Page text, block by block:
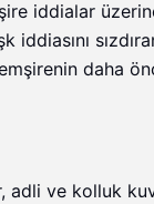
iddialar
daha
adli ve kolluk